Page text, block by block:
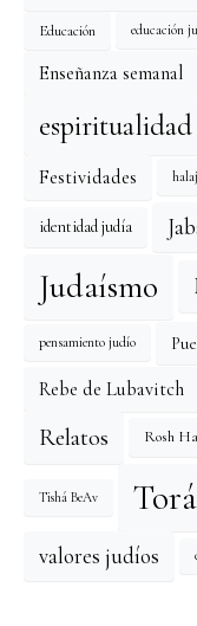
Educación educación
Enseñanza semanal
Festividades
identidad judía
Judaísmo
pensamiento judío
Rebe de Lubavitch
Relatos Rosh
Tishá BeAv Torá
valores judíos